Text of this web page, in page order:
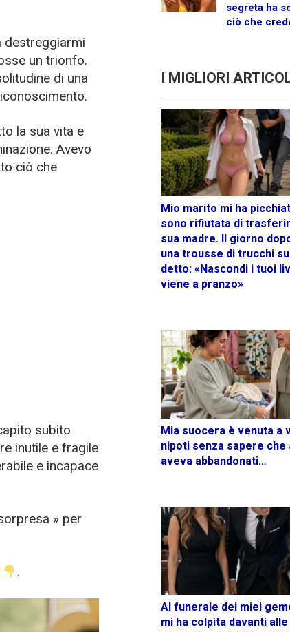
destreggiarmi
un trionfo.
di una
la sua vita e
Avevo
ciò che
subito
inutile e fragile
e incapace
» per
.
segreta ha
ciò che
I MIGLIORI
Mio marito mi ha
sono rifiutata di
sua madre. Il giorno
una trousse di trucchi
detto: «Nascondi i tuoi
viene a pranzo»
Mia suocera è venuta a
nipoti senza sapere
aveva abbandonati…
Al funerale dei miei
mi ha colpita davanti